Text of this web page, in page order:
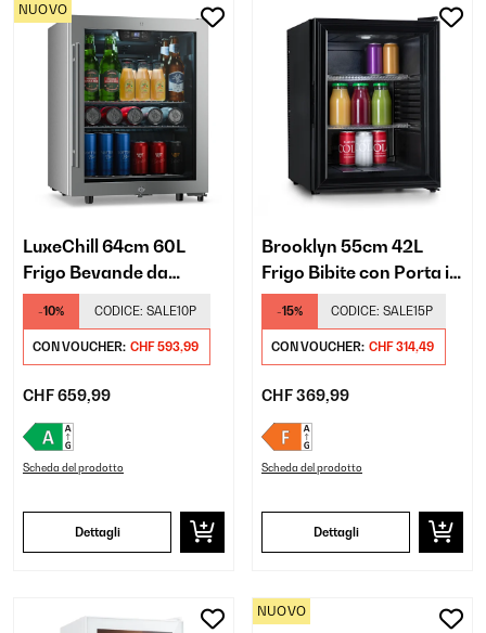
LuxeChill 64cm 60L
Frigo Bevande da
Esterno Argento
-10% CODICE: SALE10P
CON VOUCHER: CHF 593,99
CHF 659,99
Scheda del prodotto
Dettagli
NUOVO
Brooklyn 55cm 42L
Frigo Bibite con Porta in
Vetro Nero
-15% CODICE: SALE15P
CON VOUCHER: CHF 314,49
CHF 369,99
Scheda del prodotto
Dettagli
NUOVO